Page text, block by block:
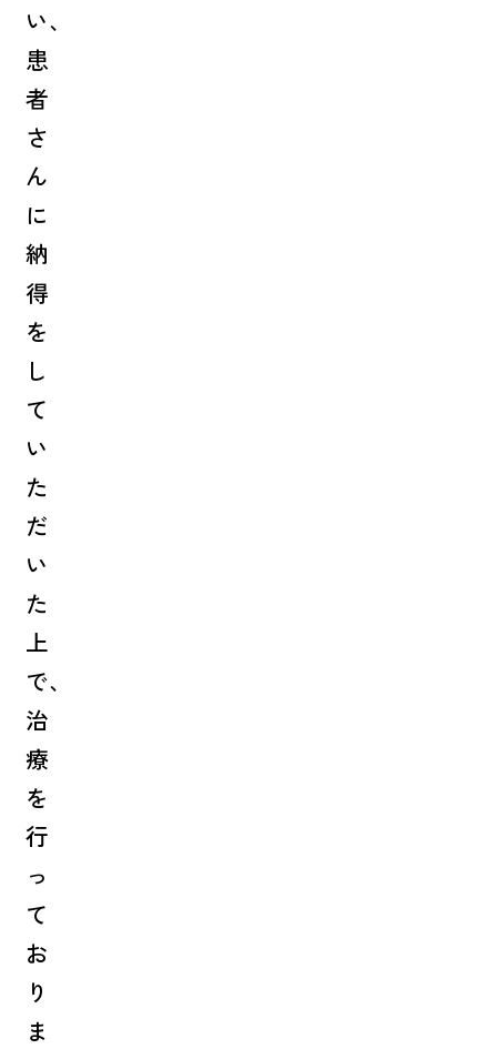
い、
患
者
さ
ん
に
納
得
を
し
て
い
た
だ
い
た
上
で、
治
療
を
行
っ
て
お
り
ま